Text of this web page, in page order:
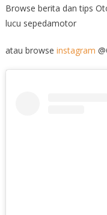
Browse berita dan tips
lucu sepedamotor
atau browse instagram